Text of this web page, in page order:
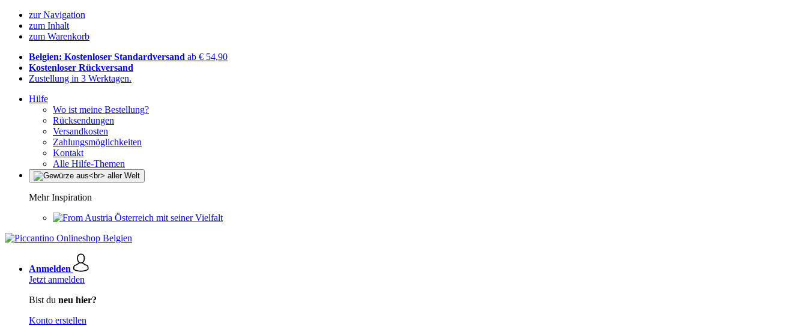
zur Navigation
zum Inhalt
zum Warenkorb
Belgien: Kostenloser Standardversand ab € 54,90
Kostenloser Rückversand
Zustellung in 3 Werktagen.
Hilfe
Wo ist meine Bestellung?
Rücksendungen
Versandkosten
Zahlungsmöglichkeiten
Kontakt
Alle Hilfe-Themen
Mehr Inspiration
Österreich mit seiner Vielfalt
Anmelden
Jetzt anmelden
Bist du neu hier?
Konto erstellen